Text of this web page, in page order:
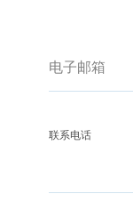
联系电话